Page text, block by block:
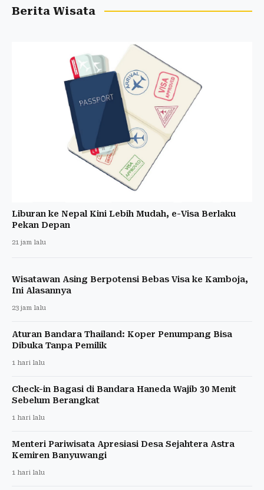
Berita Wisata
Liburan ke Nepal Kini Lebih Mudah, e-Visa Berlaku
Pekan Depan
21 jam lalu
Wisatawan Asing Berpotensi Bebas Visa ke Kamboja,
Ini Alasannya
23 jam lalu
Aturan Bandara Thailand: Koper Penumpang Bisa
Dibuka Tanpa Pemilik
1 hari lalu
Check-in Bagasi di Bandara Haneda Wajib 30 Menit
Sebelum Berangkat
1 hari lalu
Menteri Pariwisata Apresiasi Desa Sejahtera Astra
Kemiren Banyuwangi
1 hari lalu